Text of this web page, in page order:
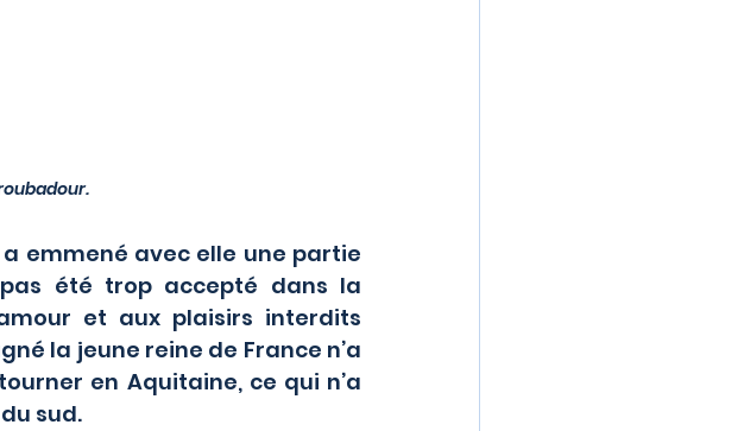
été trop accepté dans la
et aux plaisirs interdits
la jeune reine de France n’a
en Aquitaine, ce qui n’a
sud.